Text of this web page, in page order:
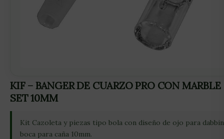
KIF – BANGER DE CUARZO PRO CON MARBLE
SET 10MM
Kit Cazoleta y piezas tipo bola con diseño de ojo para
boca para caña 10mm.